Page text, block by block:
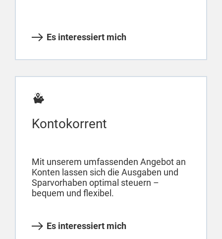
Es interessiert mich
Kontokorrent
Mit unserem umfassenden Angebot an
Konten lassen sich die Ausgaben und
Sparvorhaben optimal steuern –
bequem und flexibel.
Es interessiert mich